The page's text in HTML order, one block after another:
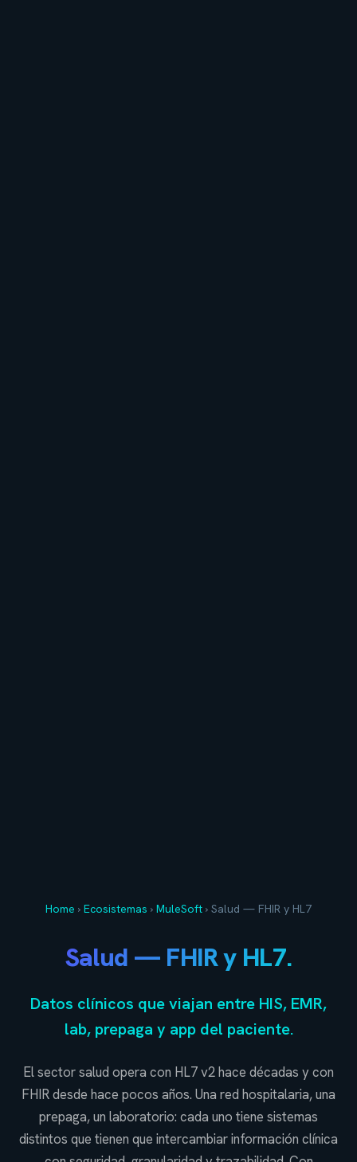
Home › Ecosistemas › MuleSoft › Salud — FHIR y HL7
Salud — FHIR y HL7.
Datos clínicos que viajan entre HIS, EMR,
lab, prepaga y app del paciente.
El sector salud opera con HL7 v2 hace décadas y con
FHIR desde hace pocos años. Una red hospitalaria, una
prepaga, un laboratorio: cada uno tiene sistemas
distintos que tienen que intercambiar información clínica